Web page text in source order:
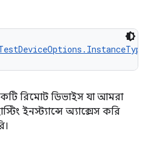
রিমোট ডিভাইস যা আমরা
ইনস্ট্যান্সে অ্যাক্সেস করি